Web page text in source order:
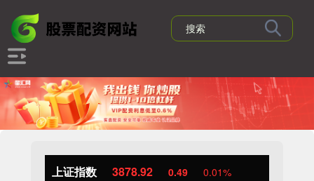
上证指数 3878.92 0.49 0.01%